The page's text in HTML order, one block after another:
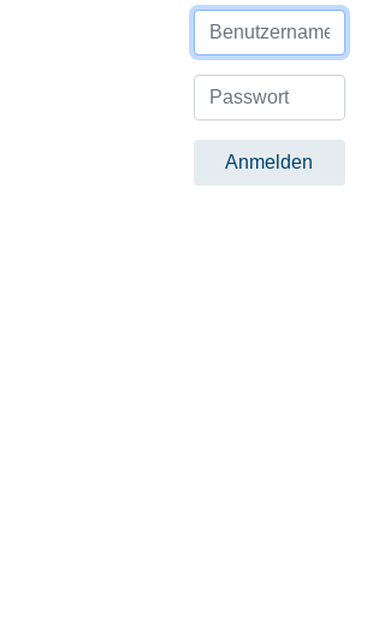
Username
Password
Anmelden